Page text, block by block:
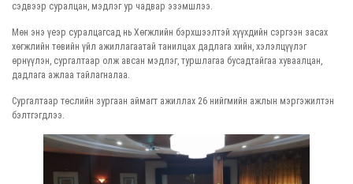
сэдвээр суралцан, мэдлэг ур чадвар эзэмшлээ.
Мөн энэ үеэр суралцагсад нь Хөгжлийн бэрхшээлтэй хүүхдийн сэргээн засах
хөгжлийн төвийн үйл ажиллагаатай танилцах дадлага хийн, хэлэлцүүлэг
өрнүүлэн, сургалтаар олж авсан мэдлэг, туршлагаа бусадтайгаа хуваалцан,
дадлага ажлаа тайлагналаа.
Сургалтаар төслийн зургаан аймагт ажиллах 26 нийгмийн ажлын мэргэжилтэн
бэлтгэгдлээ.